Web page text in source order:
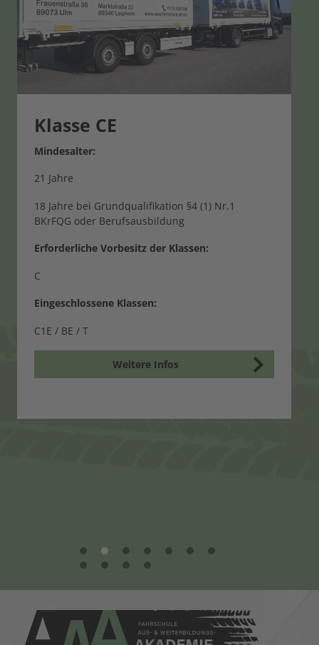
Klasse CE
Mindesalter:
21 Jahre
18 Jahre bei Grundqualifikation §4 (1) Nr.1
BKrFQG oder Berufsausbildung
Erforderliche Vorbesitz der Klassen:
C
Eingeschlossene Klassen:
C1E / BE / T
Weitere Infos
1 2 3 4 5 6
7
8
9 10 11